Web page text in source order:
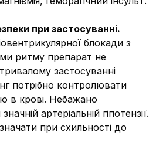
при застосуванні.
блокади з
ритму препарат не
застосуванні
потрібно контролювати
в крові. Небажано
артеріальній гіпотензії.
при схильності до